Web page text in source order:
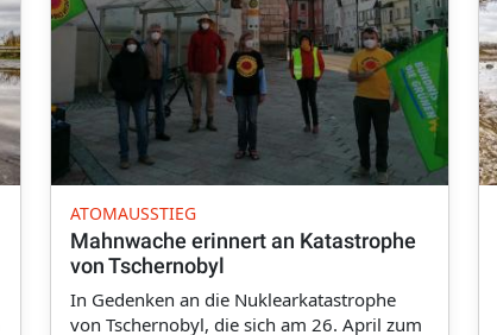
ATOMAUSSTIEG
Mahnwache erinnert an Katastrophe
von Tschernobyl
In Gedenken an die Nuklearkatastrophe
von Tschernobyl, die sich am 26. April zum